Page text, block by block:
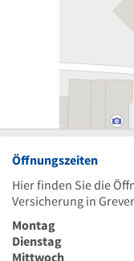
Öffnungszeiten
Hier finden Sie die
Versicherung in
Montag
Dienstag
Mittwoch